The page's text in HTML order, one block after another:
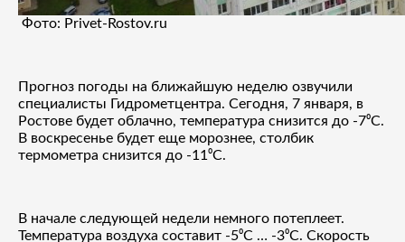
Фото: Privet-Rostov.ru
Прогноз погоды на ближайшую неделю озвучили
специалисты Гидрометцентра. Сегодня, 7 января, в
Ростове будет облачно, температура снизится до -7⁰С.
В воскресенье будет еще морознее, столбик
термометра снизится до -11⁰С.
В начале следующей недели немного потеплеет.
Температура воздуха составит -5⁰С … -3⁰С. Скорость